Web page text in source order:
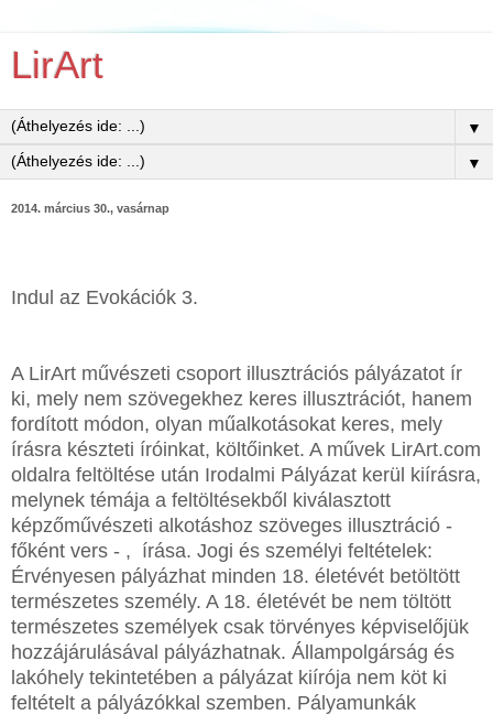
LirArt
▼
▼
2014. március 30., vasárnap
Indul az Evokációk 3.
A LirArt művészeti csoport illusztrációs pályázatot ír
ki, mely nem szövegekhez keres illusztrációt, hanem
fordított módon, olyan műalkotásokat keres, mely
írásra készteti íróinkat, költőinket. A művek LirArt.com
oldalra feltöltése után Irodalmi Pályázat kerül kiírásra,
melynek témája a feltöltésekből kiválasztott
képzőművészeti alkotáshoz szöveges illusztráció -
főként vers - , írása. Jogi és személyi feltételek:
Érvényesen pályázhat minden 18. életévét betöltött
természetes személy. A 18. életévét be nem töltött
természetes személyek csak törvényes képviselőjük
hozzájárulásával pályázhatnak. Állampolgárság és
lakóhely tekintetében a pályázat kiírója nem köt ki
feltételt a pályázókkal szemben. Pályamunkák